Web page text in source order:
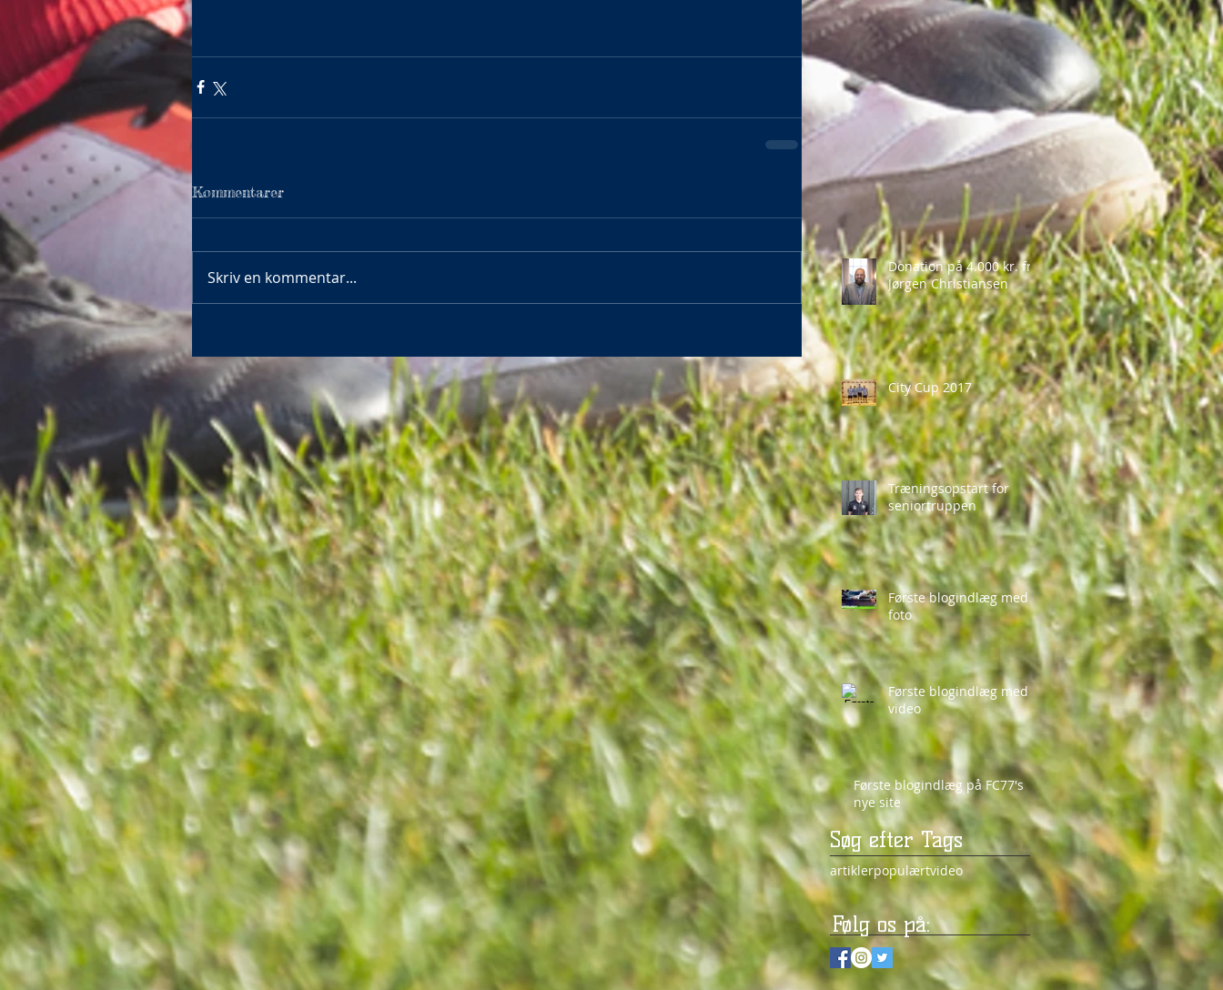
Kommentarer
Skriv en kommentar...
Søg efter Tags
Donation på 4.000 kr. fra
Jørgen Christiansen
City Cup 2017
Træningsopstart for
seniortruppen
Første blogindlæg med
foto
Første blogindlæg med
video
Første blogindlæg på FC77's
nye site
artiklerpopulærtvideo
Følg os på: